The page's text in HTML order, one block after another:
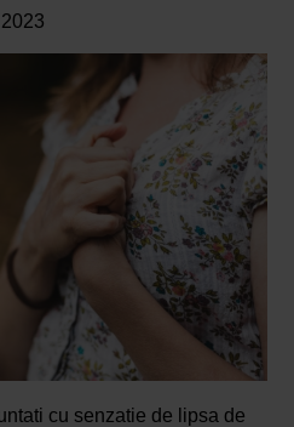
cu senzatie de lipsa de